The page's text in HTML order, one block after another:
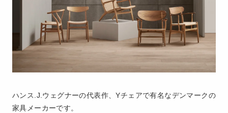
ハンス.J.ウェグナーの代表作、Yチェアで有名なデンマークの
家具メーカーです。